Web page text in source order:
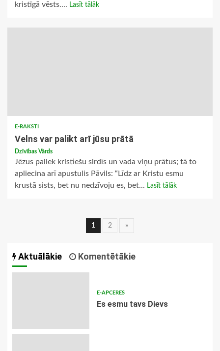
kristīgā vēsts.... Lasīt tālāk
E-RAKSTI
Velns var palikt arī jūsu prātā
Dzīvības Vārds
Jēzus paliek kristiešu sirdīs un vada viņu prātus; tā to
apliecina arī apustulis Pāvils: “Līdz ar Kristu esmu
krustā sists, bet nu nedzīvoju es, bet... Lasīt tālāk
Ziņu
1 2 »
Aktuālākie Komentētākie
E-APCERES
Es esmu tavs Dievs